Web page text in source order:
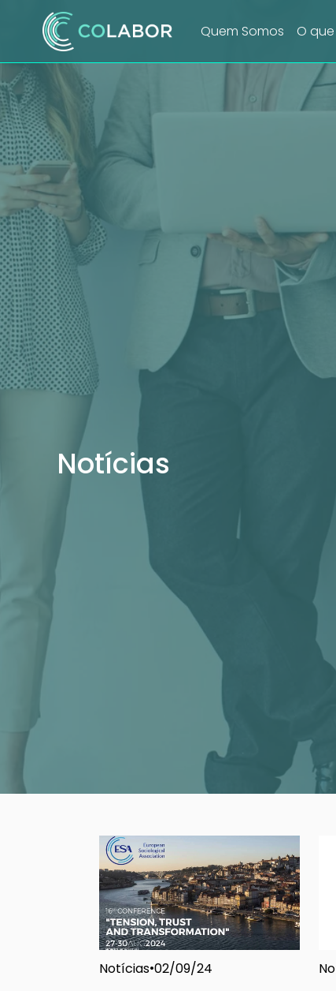
Quem Somos O
Notícias
Notícias 02/09/24